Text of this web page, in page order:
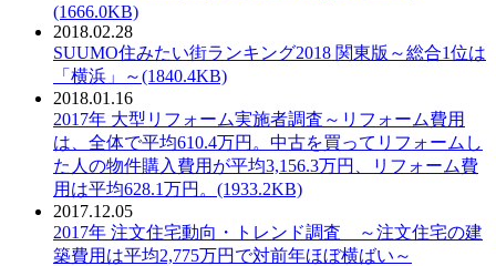
(1666.0KB)
2018.02.28
PDF：
SUUMO住みたい街ランキング2018 関東版～総合1位は
「横浜」～(1840.4KB)
2018.01.16
PDF：
2017年 大型リフォーム実施者調査～リフォーム費用
は、全体で平均610.4万円。中古を買ってリフォームし
た人の物件購入費用が平均3,156.3万円、リフォーム費
用は平均628.1万円。(1933.2KB)
2017.12.05
PDF：
2017年 注文住宅動向・トレンド調査 ～注文住宅の建
築費用は平均2,775万円で対前年ほぼ横ばい～